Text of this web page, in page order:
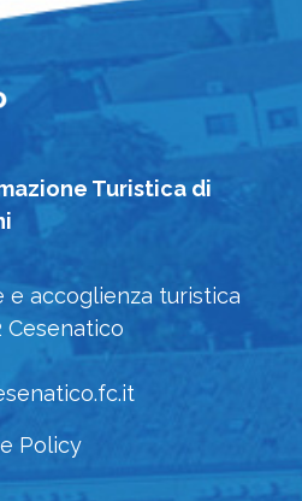
Turistica di
e accoglienza turistica
Cesenatico
Policy